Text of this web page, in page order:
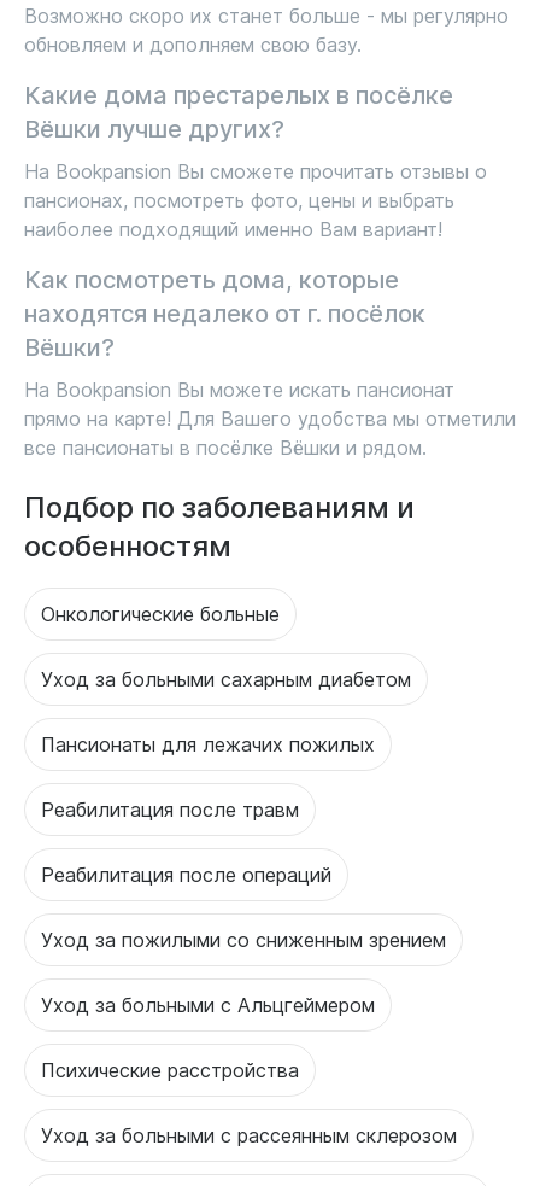
Возможно скоро их станет больше - мы регулярно
обновляем и дополняем свою базу.
Какие дома престарелых в посёлке
Вёшки лучше других?
На Bookpansion Вы сможете прочитать отзывы о
пансионах, посмотреть фото, цены и выбрать
наиболее подходящий именно Вам вариант!
Как посмотреть дома, которые
находятся недалеко от г. посёлок
Вёшки?
На Bookpansion Вы можете искать пансионат
прямо на карте! Для Вашего удобства мы отметили
все пансионаты в посёлке Вёшки и рядом.
Подбор по заболеваниям и
особенностям
Онкологические больные
Уход за больными сахарным диабетом
Пансионаты для лежачих пожилых
Реабилитация после травм
Реабилитация после операций
Уход за пожилыми со сниженным зрением
Уход за больными с Альцгеймером
Психические расстройства
Уход за больными с рассеянным склерозом